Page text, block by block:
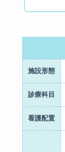
施設形態
診療科目
看護配置